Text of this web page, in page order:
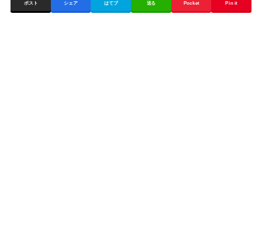
ポスト シェア はてブ 送る Pocket Pin it